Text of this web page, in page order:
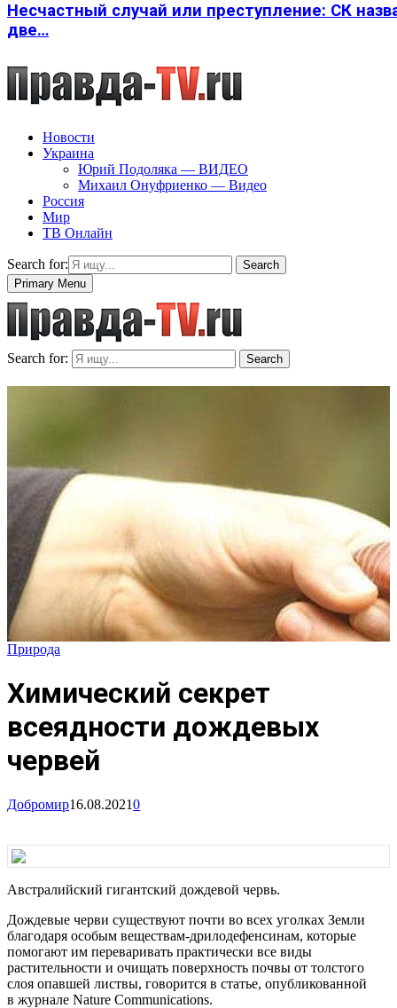
Несчастный случай или преступление: СК
две…
Новости
Украина
Юрий Подоляка — ВИДЕО
Михаил Онуфриенко — Видео
Россия
Мир
ТВ Онлайн
Search for:
Search
Primary Menu
Search for: Search
Природа
Химический секрет
всеядности дождевых
червей
Добромир16.08.20210
Австралийский гигантский дождевой червь.
Дождевые черви существуют почти во всех уголках Земли
благодаря особым веществам-дрилодефенсинам, которые
помогают им переваривать практически все виды
растительности и очищать поверхность почвы от толстого
слоя опавшей листвы, говорится в статье, опубликованной
в журнале Nature Communications.